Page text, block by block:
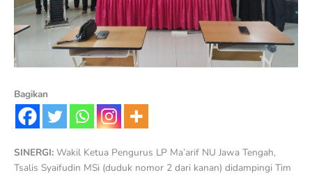
Bagikan
SINERGI: Wakil Ketua Pengurus LP Ma’arif NU Jawa Tengah,
Tsalis Syaifudin MSi (duduk nomor 2 dari kanan) didampingi Tim